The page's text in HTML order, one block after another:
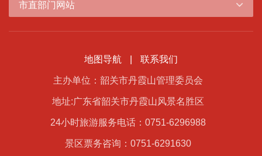
市直部门网站
地图导航 联系我们
主办单位：韶关市丹霞山管理委员会
地址:广东省韶关市丹霞山风景名胜区
24小时旅游服务电话：0751-6296988
景区票务咨询：0751-6291630